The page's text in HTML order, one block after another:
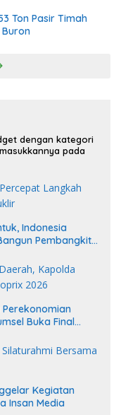
Ton Pasir Timah
Buron
dengan kategori
pada
Indonesia
Pembangkit
Buka Final
Kegiatan
Insan Media